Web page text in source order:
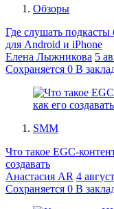
Обзоры
Где слушать
для Android и iPhone
Елена Лыжникова 5
Сохраняется 0 В
SMM
Что такое EGC-
создавать
Анастасия AR 4
Сохраняется 0 В